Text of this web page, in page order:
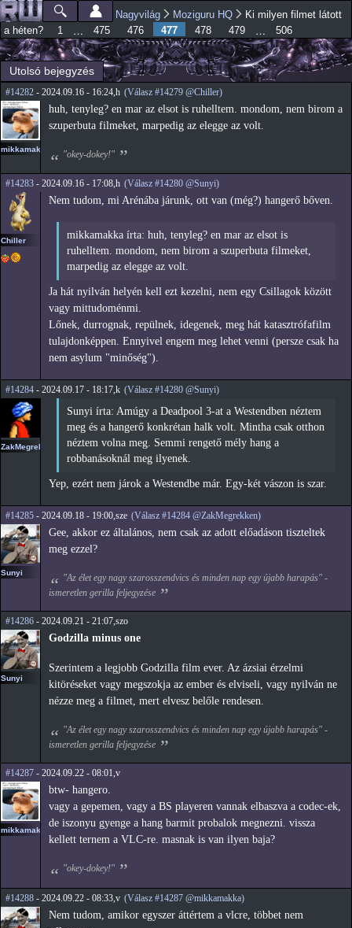
Ugrás a
tartalomra
Főmenü
Jelenlegi hely
Nagyvilág Moziguru HQ
Ki milyen filmet látott
a héten?
1 … 475 476 477 478 479 … 506
Utolsó bejegyzés
#14282 - 2024.09.16 - 16:24,h (Válasz #14279 @Chiller)
mikkamakka
huh, tenyleg? en mar az elsot is ruhelltem. mondom, nem birom a
szuperbuta filmeket, marpedig az elegge az volt.
"okey-dokey!"
#14283 - 2024.09.16 - 17:08,h (Válasz #14280 @Sunyi)
Chiller
Nem tudom, mi Arénába járunk, ott van (még?) hangerő bőven.
mikkamakka írta: huh, tenyleg? en mar az elsot is
ruhelltem. mondom, nem birom a szuperbuta filmeket,
marpedig az elegge az volt.
Ja hát nyilván helyén kell ezt kezelni, nem egy Csillagok között
vagy mittudoménmi.
Lőnek, durrognak, repülnek, idegenek, meg hát katasztrófafilm
tulajdonképpen. Ennyivel engem meg lehet venni (persze csak ha
nem asylum "minőség").
#14284 - 2024.09.17 - 18:17,k (Válasz #14280 @Sunyi)
ZakMegrekken
Sunyi írta: Amúgy a Deadpool 3-at a Westendben néztem
meg és a hangerő konkrétan halk volt. Mintha csak otthon
néztem volna meg. Semmi rengető mély hang a
robbanásoknál meg ilyenek.
Yep, ezért nem járok a Westendbe már. Egy-két vászon is szar.
#14285 - 2024.09.18 - 19:00,sze (Válasz #14284 @ZakMegrekken)
Sunyi
Gee, akkor ez általános, nem csak az adott előadáson tiszteltek
meg ezzel?
"Az élet egy nagy szarosszendvics és minden nap egy újabb harapás" -
ismeretlen gerilla feljegyzése
#14286 - 2024.09.21 - 21:07,szo
Sunyi
Godzilla minus one
Szerintem a legjobb Godzilla film ever. Az ázsiai érzelmi
kitöréseket vagy megszokja az ember és elviseli, vagy nyilván ne
nézze meg a filmet, mert elvesz belőle rendesen.
"Az élet egy nagy szarosszendvics és minden nap egy újabb harapás" -
ismeretlen gerilla feljegyzése
#14287 - 2024.09.22 - 08:01,v
mikkamakka
btw- hangero.
vagy a gepemen, vagy a BS playeren vannak elbaszva a codec-ek,
de iszonyu gyenge a hang barmit probalok megnezni. vissza
kellett ternem a VLC-re. masnak is van ilyen baja?
"okey-dokey!"
#14288 - 2024.09.22 - 08:33,v (Válasz #14287 @mikkamakka)
Nem tudom, amikor egyszer áttértem a vlcre, többet nem